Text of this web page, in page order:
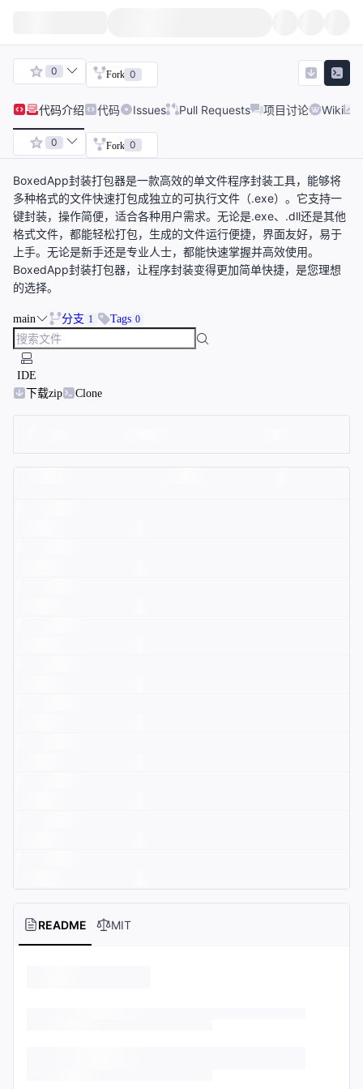
0 Fork 0
代码介绍 代码 Issues Pull Requests 项目讨论 Wiki
0 Fork 0
BoxedApp封装打包器是一款高效的单文件程序封装工具，能够将
多种格式的文件快速打包成独立的可执行文件（.exe）。它支持一
键封装，操作简便，适合各种用户需求。无论是.exe、.dll还是其他
格式文件，都能轻松打包，生成的文件运行便捷，界面友好，易于
上手。无论是新手还是专业人士，都能快速掌握并高效使用。
BoxedApp封装打包器，让程序封装变得更加简单快捷，是您理想
的选择。
main 分支 1 Tags 0
IDE
下载zip
Clone
README MIT